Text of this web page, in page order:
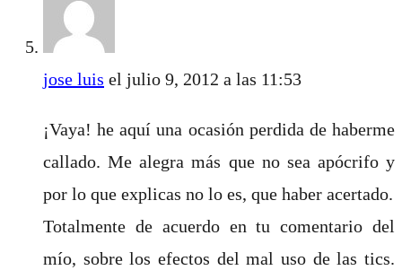
jose luis el julio 9, 2012 a las 11:53
¡Vaya! he aquí una ocasión perdida de haberme
callado. Me alegra más que no sea apócrifo y
por lo que explicas no lo es, que haber acertado.
Totalmente de acuerdo en tu comentario del
mío, sobre los efectos del mal uso de las tics.